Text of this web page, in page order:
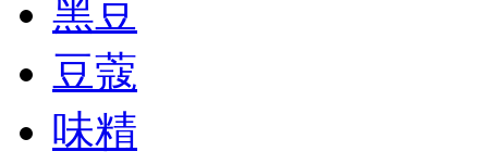
黑豆
豆蔻
味精